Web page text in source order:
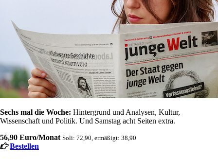
Sechs mal die Woche: Hintergrund und Analysen, Kultur,
Wissenschaft und Politik. Und Samstag acht Seiten extra.
56,90 Euro/Monat Soli: 72,90, ermäßigt: 38,90
Bestellen